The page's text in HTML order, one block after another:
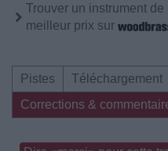
Trouver un instrument
meilleur prix sur
Pistes
Téléchargement
Corrections &